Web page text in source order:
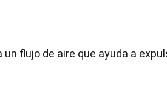
flujo de aire que ayuda a